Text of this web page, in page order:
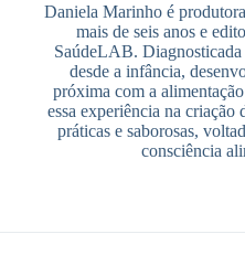
Daniela Marinho é
mais de seis anos e
SaúdeLAB. Diagnosticada
desde a infância,
próxima com a
essa experiência na criação
práticas e saborosas,
consciência